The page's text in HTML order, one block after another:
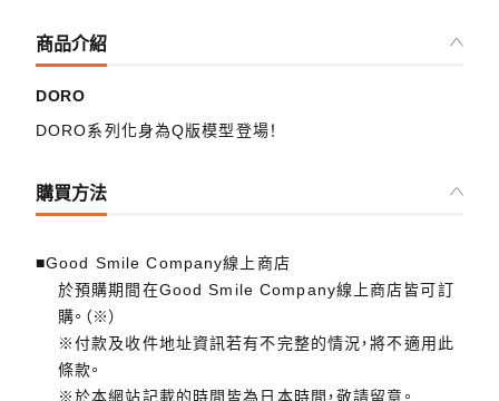
商品介紹
DORO
DORO系列化身為Q版模型登場！
購買方法
■Good Smile Company線上商店
於預購期間在Good Smile Company線上商店皆可訂
購。（※）
※付款及收件地址資訊若有不完整的情況，將不適用此
條款。
※於本網站記載的時間皆為日本時間，敬請留意。